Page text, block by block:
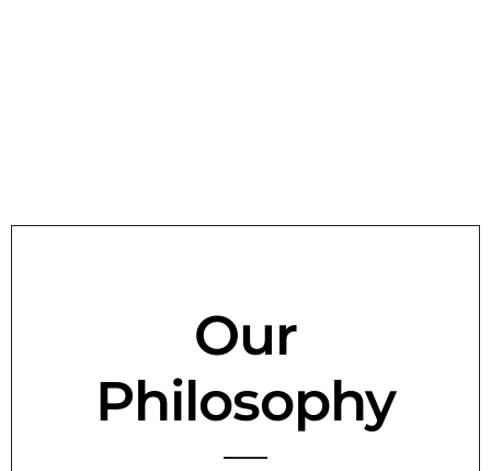
Our
Philosophy